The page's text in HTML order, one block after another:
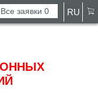
Все заявки0 RU